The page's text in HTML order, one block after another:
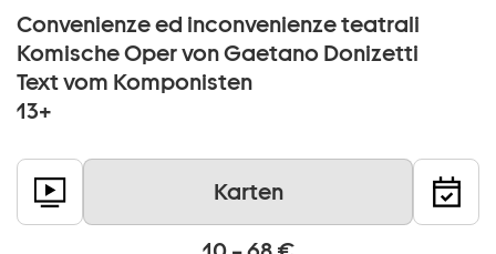
Convenienze ed inconvenienze teatrali
Komische Oper von Gaetano Donizetti
Text vom Komponisten
13+
Karten